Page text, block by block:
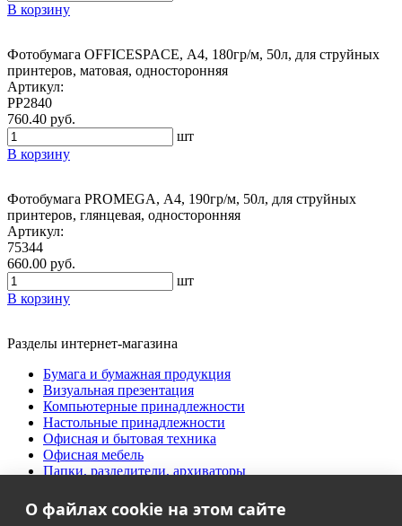
В корзину
Фотобумага OFFICESPACE, А4, 180гр/м, 50л, для струйных
принтеров, матовая, односторонняя
Артикул:
PP2840
760.40 руб.
шт
В корзину
Фотобумага PROMEGA, А4, 190гр/м, 50л, для струйных
принтеров, глянцевая, односторонняя
Артикул:
75344
660.00 руб.
шт
В корзину
Разделы интернет-магазина
Бумага и бумажная продукция
Визуальная презентация
Компьютерные принадлежности
Настольные принадлежности
Офисная и бытовая техника
Офисная мебель
Папки, разделители, архиваторы
Продукты питания
Творческий офис
О файлах cookie на этом сайте